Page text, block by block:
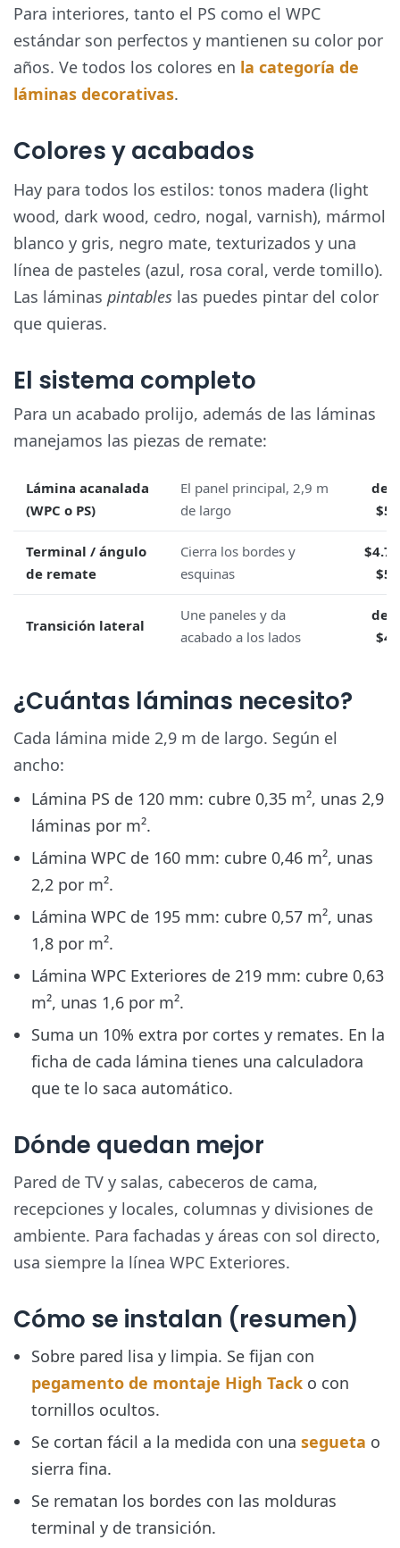
Para interiores, tanto el PS como el WPC
estándar son perfectos y mantienen su color por
años. Ve todos los colores en la categoría de
láminas decorativas.
Colores y acabados
Hay para todos los estilos: tonos madera (light
wood, dark wood, cedro, nogal, varnish), mármol
blanco y gris, negro mate, texturizados y una
línea de pasteles (azul, rosa coral, verde tomillo).
Las láminas pintables las puedes pintar del color
que quieras.
El sistema completo
Para un acabado prolijo, además de las láminas
manejamos las piezas de remate:
Lámina acanalada
(WPC o PS)
El panel principal, 2,9 m
de largo
Terminal / ángulo
de remate
Cierra los bordes y
esquinas
Transición lateral
Une paneles y da
acabado a los lados
¿Cuántas láminas necesito?
Cada lámina mide 2,9 m de largo. Según el
ancho:
Lámina PS de 120 mm: cubre 0,35 m², unas 2,9
láminas por m².
Lámina WPC de 160 mm: cubre 0,46 m², unas
2,2 por m².
Lámina WPC de 195 mm: cubre 0,57 m², unas
1,8 por m².
Lámina WPC Exteriores de 219 mm: cubre 0,63
m², unas 1,6 por m².
Suma un 10% extra por cortes y remates. En la
ficha de cada lámina tienes una calculadora
que te lo saca automático.
Dónde quedan mejor
Pared de TV y salas, cabeceros de cama,
recepciones y locales, columnas y divisiones de
ambiente. Para fachadas y áreas con sol directo,
usa siempre la línea WPC Exteriores.
Cómo se instalan (resumen)
Sobre pared lisa y limpia. Se fijan con
pegamento de montaje High Tack o con
tornillos ocultos.
Se cortan fácil a la medida con una segueta o
sierra fina.
Se rematan los bordes con las molduras
terminal y de transición.